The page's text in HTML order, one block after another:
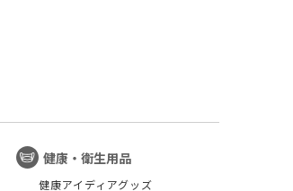
健康・衛生用品
健康アイディアグッズ